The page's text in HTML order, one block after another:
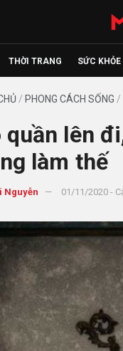
THỜI TRANG SỨC KHỎE
/ PHONG CÁCH SỐNG /
quần lên
làm thế
Nguyễn 01/11/2020 -